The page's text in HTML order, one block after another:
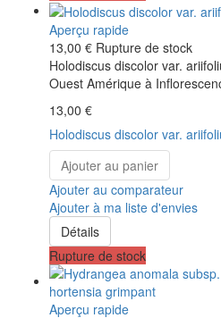
Aperçu rapide
13,00 € Rupture de stock
Holodiscus discolor var.
Ouest Amérique à
13,00 €
Holodiscus discolor var.
Ajouter au panier
Ajouter au comparateur
Ajouter à ma liste d'envies
Détails
Rupture de stock
Aperçu rapide